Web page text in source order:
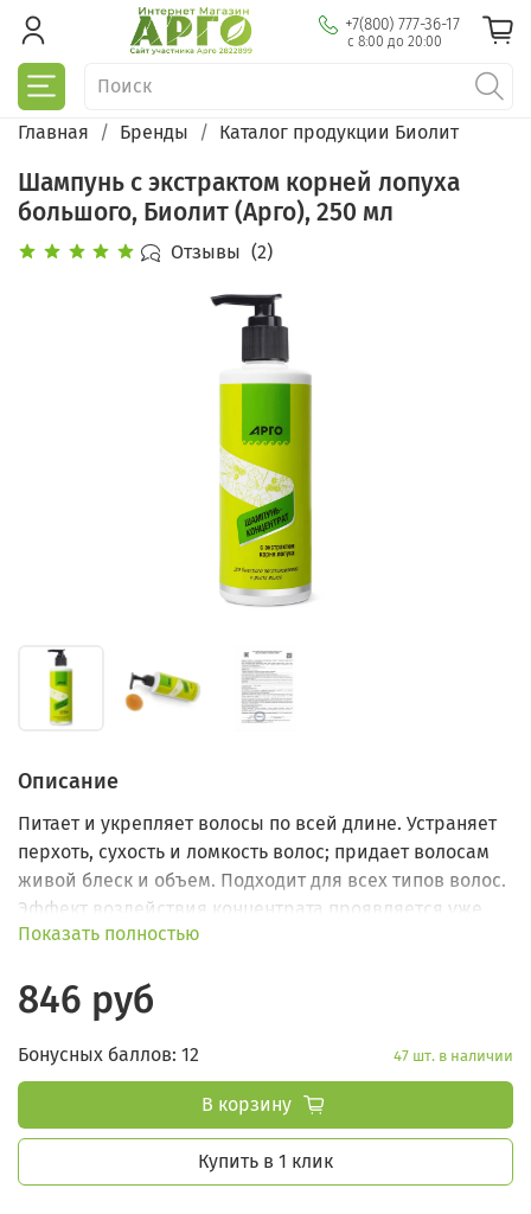
+7(800) 777-36-17
с 8:00 до 20:00
Главная Бренды Каталог продукции Биолит
Шампунь с экстрактом корней лопуха
большого, Биолит (Арго), 250 мл
Отзывы (2)
Описание
Питает и укрепляет волосы по всей длине. Устраняет
перхоть, сухость и ломкость волос; придает волосам
живой блеск и объем. Подходит для всех типов волос.
Эффект воздействия концентрата проявляется уже
после первого применения.
Показать полностью
846 руб
Бонусных баллов: 12 47 шт. в наличии
В корзину
Купить в 1 клик